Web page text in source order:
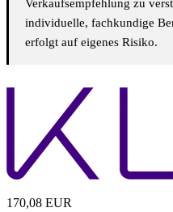
Verkaufsempfehlung zu
individuelle, fachkundige
erfolgt auf eigenes Risiko.
170,08 EUR